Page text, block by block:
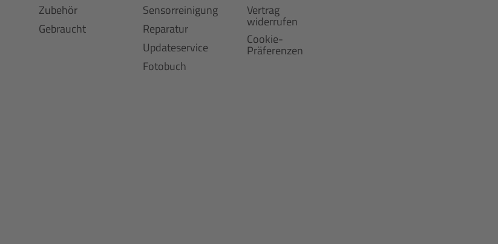
Zubehör
Gebraucht
Sensorreinigung
Reparatur
Updateservice
Fotobuch
Vertrag
widerrufen
Cookie-
Präferenzen